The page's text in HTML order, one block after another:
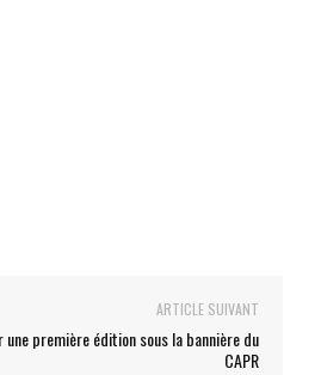
ARTICLE SUIVANT
première édition sous la bannière du
CAPR